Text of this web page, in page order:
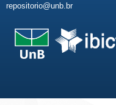
repositorio@unb.br